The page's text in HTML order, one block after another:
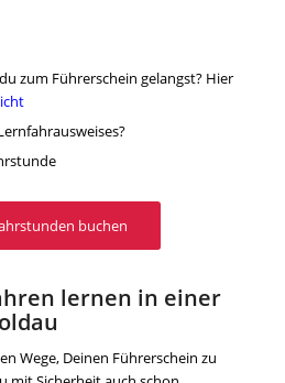
zum Führerschein gelangst? Hier
buchen
lernen in einer
Wege, Deinen Führerschein zu